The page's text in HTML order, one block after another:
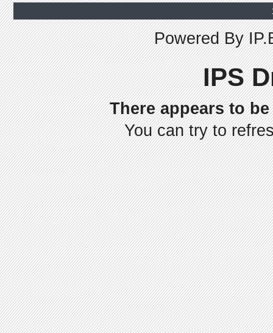
Powered By
IPS
There appears to
You can try to